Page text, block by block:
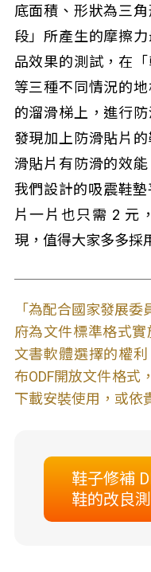
底面積、形狀為三
段」所產生的摩擦
品效果的測試，在
等三種不同情況的
的溜滑梯上，進行
發現加上防滑貼片
滑貼片有防滑的效
我們設計的吸震鞋
片一片也只需 2 元
現，值得大家多多採
「為配合國家發展委
府為文件標準格式
文書軟體選擇的權
布ODF開放文件格式
下載安裝使用，或依
鞋子修補
鞋的改良